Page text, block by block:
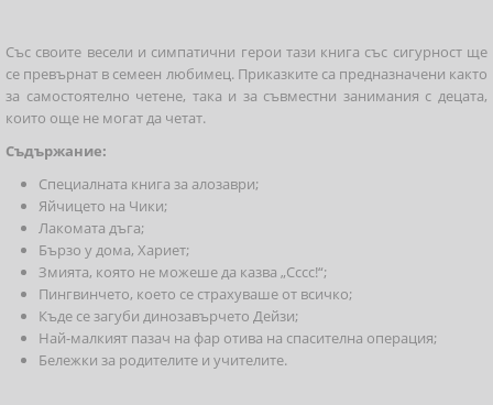
Със своите весели и симпатични герои тази книга със сигурност ще
се превърнат в семеен любимец. Приказките са предназначени както
за самостоятелно четене, така и за съвместни занимания с децата,
които още не могат да четат.
Съдържание:
Специалната книга за алозаври;
Яйчицето на Чики;
Лакомата дъга;
Бързо у дома, Хариет;
Змията, която не можеше да казва „Сссс!“;
Пингвинчето, което се страхуваше от всичко;
Къде се загуби динозавърчето Дейзи;
Най-малкият пазач на фар отива на спасителна операция;
Бележки за родителите и учителите.